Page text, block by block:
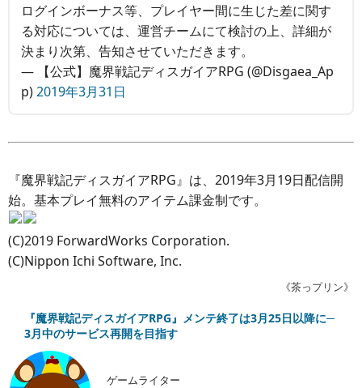
ログインボーナス等、プレイヤー間に生じた差に関す
る対応については、運営チームにて検討の上、詳細が
決まり次第、告知させていただきます。
— 【公式】魔界戦記ディスガイアRPG (@Disgaea_Ap
p)2019年3月31日
『魔界戦記ディスガイアRPG』は、2019年3月19日配信開
始。基本プレイ無料のアイテム課金制です。
(C)2019 ForwardWorks Corporation.
(C)Nippon Ichi Software, Inc.
《茶っプリン》
『魔界戦記ディスガイアRPG』メンテ終了は3月25日以降に─
3月中のサービス再開を目指す
ゲームライター